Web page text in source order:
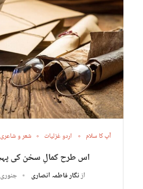
آپ کا سلام اردو غزلیات شعر و شاعری
اس طرح کمالِ سخن کی
ازنگار فاطمہ انصاری جنوری 22,